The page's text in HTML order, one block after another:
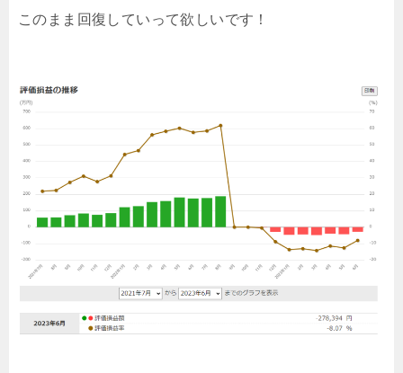
このまま回復していって欲しいです！